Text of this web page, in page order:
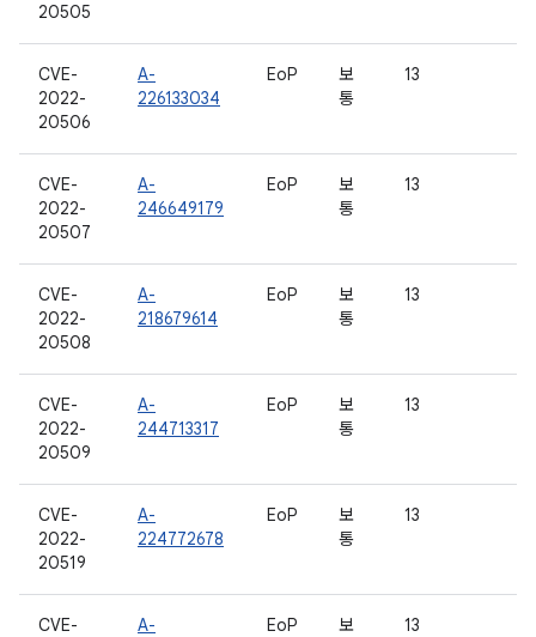
20505
CVE-
2022-
20506
A-
226133034
EoP
보
통
13
CVE-
2022-
20507
A-
246649179
EoP
보
통
13
CVE-
2022-
20508
A-
218679614
EoP
보
통
13
CVE-
2022-
20509
A-
244713317
EoP
보
통
13
CVE-
2022-
20519
A-
224772678
EoP
보
통
13
CVE-
A-
EoP
보
13